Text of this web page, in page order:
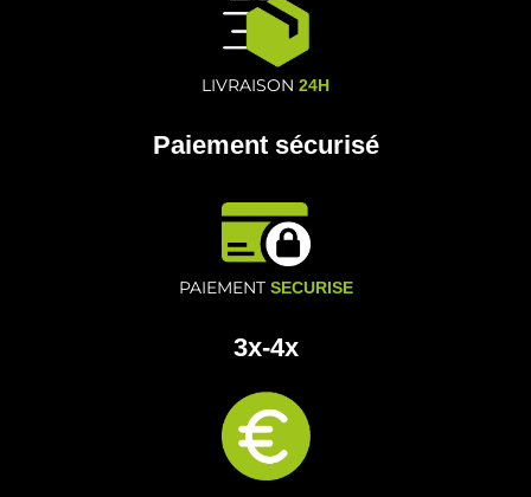
LIVRAISON 24H
Paiement sécurisé
PAIEMENT SECURISE
3x-4x